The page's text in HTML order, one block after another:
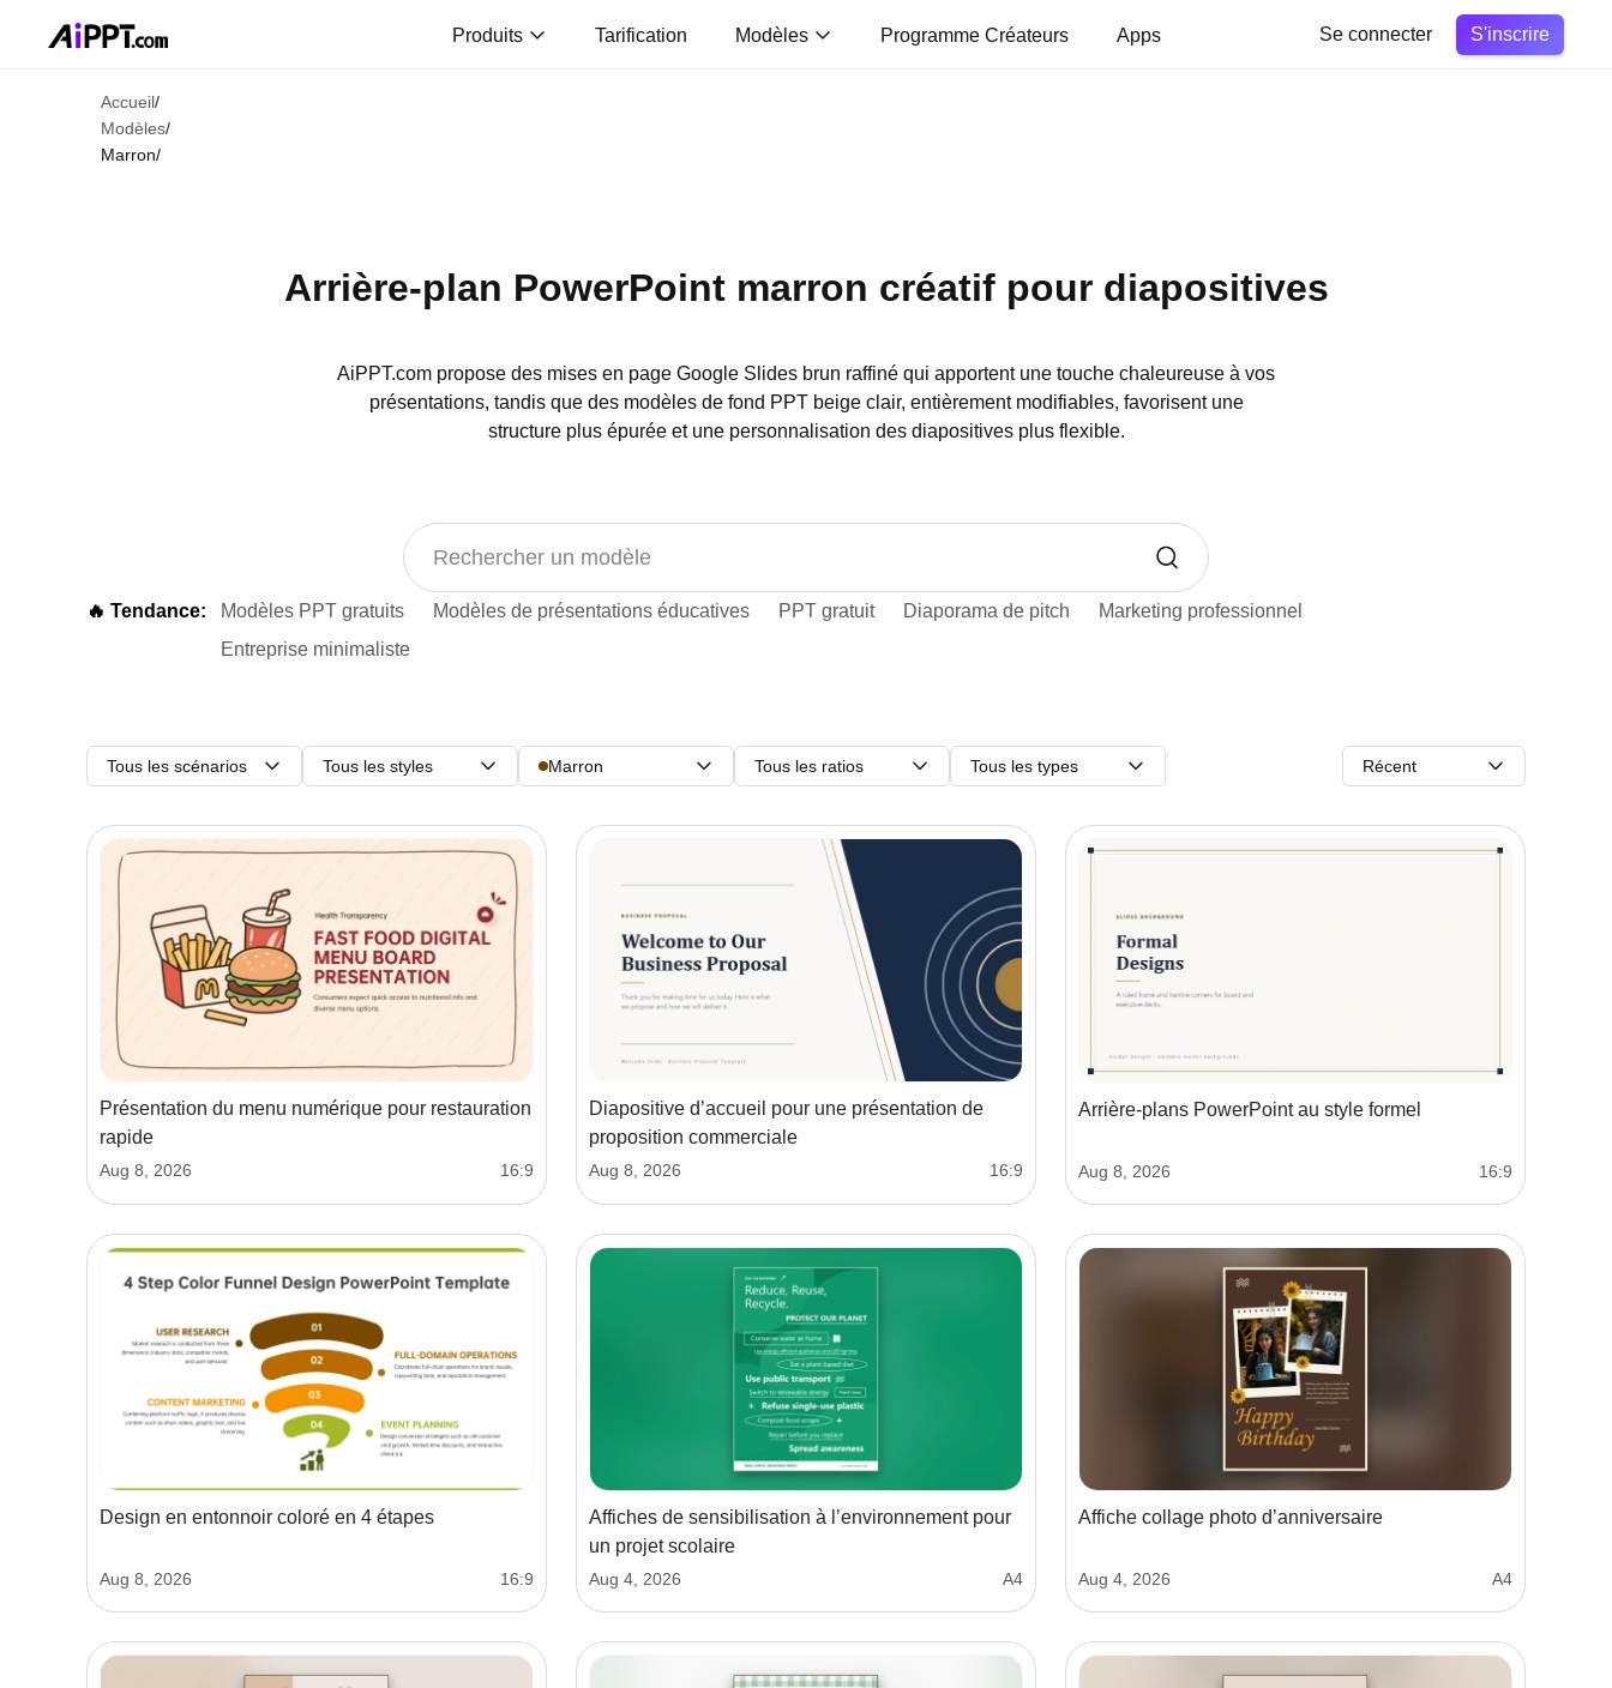
Produits Tarification Modèles Programme Créateurs Apps Se connecter S'inscrire
Accueil/
Modèles/
Marron/
Arrière-plan PowerPoint marron créatif pour diapositives
AiPPT.com propose des mises en page Google Slides brun raffiné qui apportent une touche chaleureuse à vos
présentations, tandis que des modèles de fond PPT beige clair, entièrement modifiables, favorisent une
structure plus épurée et une personnalisation des diapositives plus flexible.
🔥 Tendance: Modèles PPT gratuits Modèles de présentations éducatives PPT gratuit Diaporama de pitch
Marketing professionnel
Entreprise minimaliste
Tous les scénarios Tous les styles Marron Tous les ratios Tous les types Récent
Présentation du menu numérique pour restauration
rapide
Aug 8, 2026 16:9
Diapositive d’accueil pour une présentation de
proposition commerciale
Aug 8, 2026 16:9
Arrière-plans PowerPoint au style formel
Aug 8, 2026 16:9
Design en entonnoir coloré en 4 étapes
Aug 8, 2026 16:9
Affiches de sensibilisation à l’environnement pour
un projet scolaire
Aug 4, 2026 A4
Affiche collage photo d’anniversaire
Aug 4, 2026 A4